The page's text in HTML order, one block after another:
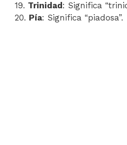
19. Trinidad : Significa
20. Pía: Significa “piadosa”.